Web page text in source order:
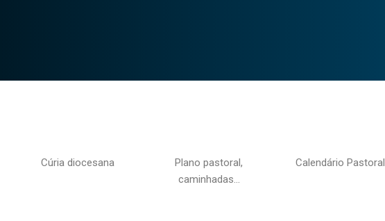
Cúria diocesana
Plano pastoral,
caminhadas…
Calendário Pastoral